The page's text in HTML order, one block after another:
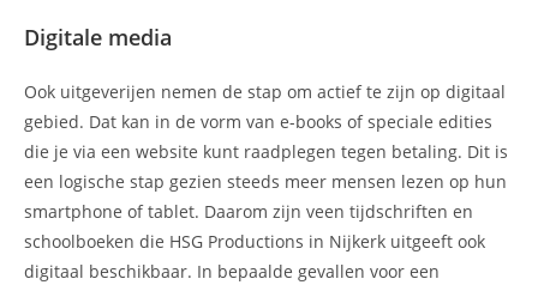
Digitale media
Ook uitgeverijen nemen de stap om actief te zijn op digitaal
gebied. Dat kan in de vorm van e-books of speciale edities
die je via een website kunt raadplegen tegen betaling. Dit is
een logische stap gezien steeds meer mensen lezen op hun
smartphone of tablet. Daarom zijn veen tijdschriften en
schoolboeken die HSG Productions in Nijkerk uitgeeft ook
digitaal beschikbaar. In bepaalde gevallen voor een